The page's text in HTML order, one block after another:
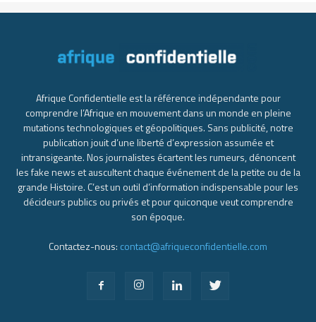
Afrique Confidentielle est la référence indépendante pour
comprendre l’Afrique en mouvement dans un monde en pleine
mutations technologiques et géopolitiques. Sans publicité, notre
publication jouit d’une liberté d’expression assumée et
intransigeante. Nos journalistes écartent les rumeurs, dénoncent
les fake news et auscultent chaque événement de la petite ou de la
grande Histoire. C’est un outil d’information indispensable pour les
décideurs publics ou privés et pour quiconque veut comprendre
son époque.
Contactez-nous: contact@afriqueconfidentielle.com